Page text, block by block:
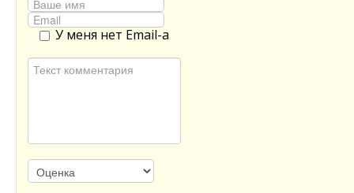
У меня нет Email-а